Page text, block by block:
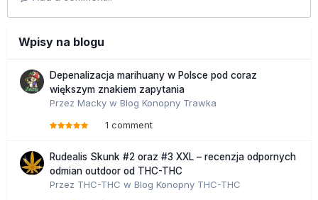
Wpisy na blogu
Depenalizacja marihuany w Polsce pod coraz
większym znakiem zapytania
Przez Macky w Blog Konopny Trawka
1 comment
Rudealis Skunk #2 oraz #3 XXL – recenzja odpornych
odmian outdoor od THC-THC
Przez THC-THC w Blog Konopny THC-THC